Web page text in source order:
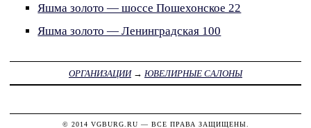
Яшма золото — шоссе Пошехонское 22
Яшма золото — Ленинградская 100
ОРГАНИЗАЦИИ→ ЮВЕЛИРНЫЕ САЛОНЫ
© 2014 VGBURG.RU — ВСЕ ПРАВА ЗАЩИЩЕНЫ.